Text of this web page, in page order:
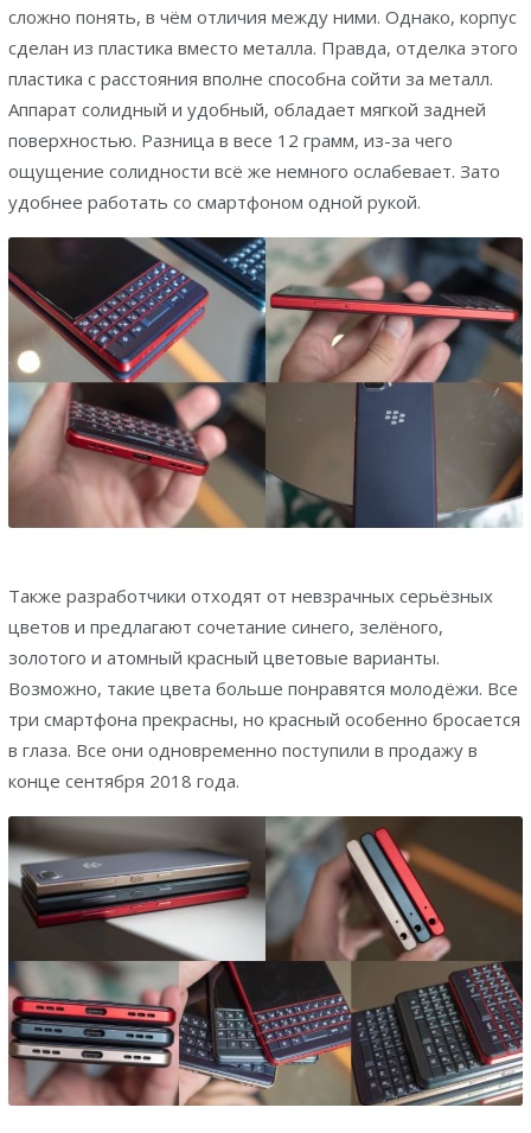
сложно понять, в чём отличия между ними. Однако, корпус
сделан из пластика вместо металла. Правда, отделка этого
пластика с расстояния вполне способна сойти за металл.
Аппарат солидный и удобный, обладает мягкой задней
поверхностью. Разница в весе 12 грамм, из-за чего
ощущение солидности всё же немного ослабевает. Зато
удобнее работать со смартфоном одной рукой.
Также разработчики отходят от невзрачных серьёзных
цветов и предлагают сочетание синего, зелёного,
золотого и атомный красный цветовые варианты.
Возможно, такие цвета больше понравятся молодёжи. Все
три смартфона прекрасны, но красный особенно бросается
в глаза. Все они одновременно поступили в продажу в
конце сентября 2018 года.